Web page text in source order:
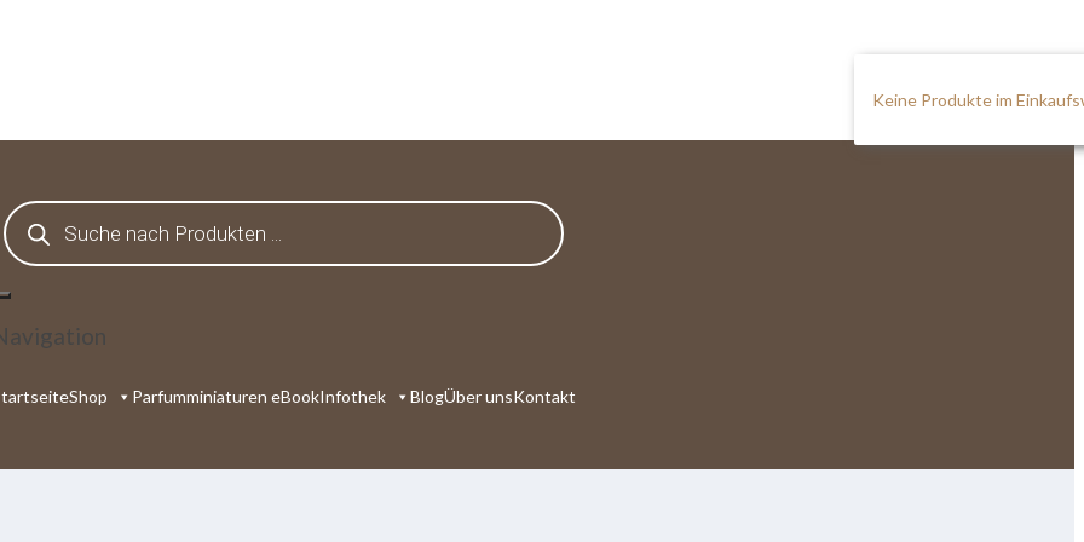
Keine Produkte im
Shop Parfumminiaturen eBookInfothek BlogÜber unsKontakt
Products
search